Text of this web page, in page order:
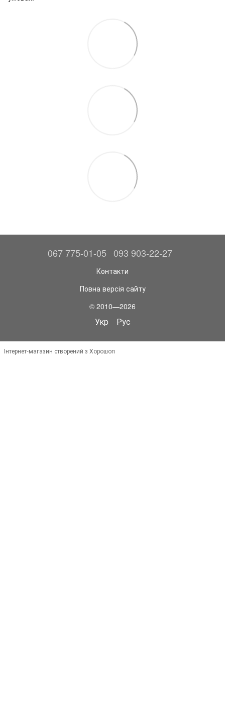
067 775-01-05 093 903-22-27
Контакти
Повна версія сайту
© 2010—2026
Укр Рус
Інтернет-магазин створений з Хорошоп